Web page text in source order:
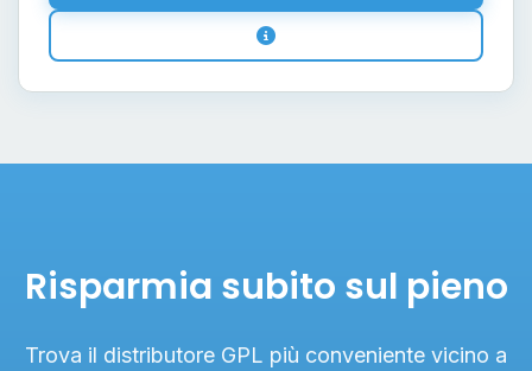
Risparmia subito sul pieno
Trova il distributore GPL più conveniente vicino a